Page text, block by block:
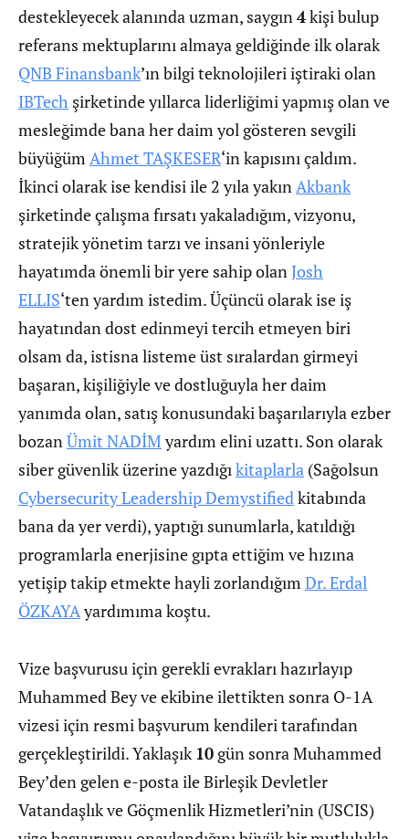
destekleyecek alanında uzman, saygın4kişi bulup
referans mektuplarını almaya geldiğinde ilk olarak
QNB Finansbank’ın bilgi teknolojileri iştiraki olan
IBTech şirketinde yıllarca liderliğimi yapmış olan ve
mesleğimde bana her daim yol gösteren sevgili
büyüğüm Ahmet TAŞKESER‘in kapısını çaldım.
İkinci olarak ise kendisi ile 2 yıla yakınAkbank
şirketinde çalışma fırsatı yakaladığım, vizyonu,
stratejik yönetim tarzı ve insani yönleriyle
hayatımda önemli bir yere sahip olanJosh
ELLIS‘ten yardım istedim. Üçüncü olarak ise iş
hayatından dost edinmeyi tercih etmeyen biri
olsam da, istisna listeme üst sıralardan girmeyi
başaran, kişiliğiyle ve dostluğuyla her daim
yanımda olan, satış konusundaki başarılarıyla ezber
bozanÜmit NADİMyardım elini uzattı. Son olarak
siber güvenlik üzerine yazdığıkitaplarla (Sağolsun
Cybersecurity Leadership Demystifiedkitabında
bana da yer verdi), yaptığı sunumlarla, katıldığı
programlarla enerjisine gıpta ettiğim ve hızına
yetişip takip etmekte hayli zorlandığım Dr. Erdal
ÖZKAYAyardımıma koştu.
Vize başvurusu için gerekli evrakları hazırlayıp
Muhammed Bey ve ekibine ilettikten sonra O-1A
vizesi için resmi başvurum kendileri tarafından
gerçekleştirildi. Yaklaşık10 gün sonra Muhammed
Bey’den gelen e-posta ile Birleşik Devletler
Vatandaşlık ve Göçmenlik Hizmetleri’nin (USCIS)